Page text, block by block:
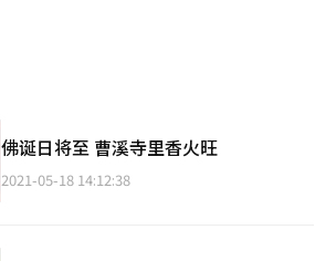
佛诞日将至 曹溪寺里香火旺
2021-05-18 14:12:38